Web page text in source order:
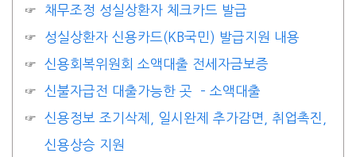
채무조정 성실상환자 체크카드 발급
성실상환자 신용카드(KB국민) 발급지원 내용
신용회복위원회 소액대출 전세자금보증
신불자급전 대출가능한 곳 – 소액대출
신용정보 조기삭제, 일시완제 추가감면, 취업촉진,
신용상승 지원